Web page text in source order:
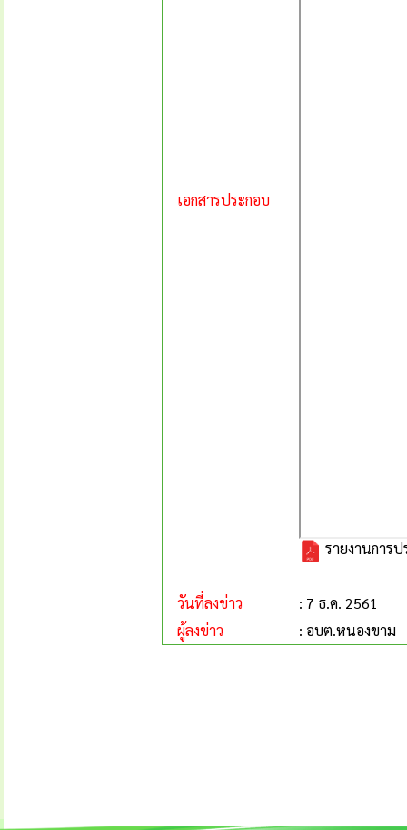
เอกสารประกอบ
รายงานการ
วันที่ลงข่าว
: 7 ธ.ค. 2561
ผู้ลงข่าว
: อบต.หนองขาม